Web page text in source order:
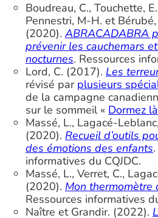
Boudreau, C., Touchette,
Pennestri, M-H. et
(2020). ABRACADABRA
prévenir les cauchemars
nocturnes. Ressources
Lord, C. (2017). Les
révisé par plusieurs
de la campagne
sur le sommeil « Dormez
Massé, L., Lagacé-
(2020). Recueil d’outils
des émotions des enfants
informatives du CQJDC.
Massé, L., Verret, C.,
(2020). Mon thermomètre
Ressources informatives
Naître et Grandir. (2022).